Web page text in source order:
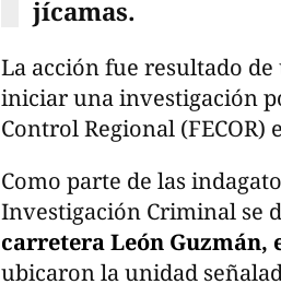
jícamas.
La acción fue resultado
iniciar una investigación
Control Regional (FECOR)
Como parte de las
Investigación Criminal se
carretera León Guzmán,
ubicaron la unidad